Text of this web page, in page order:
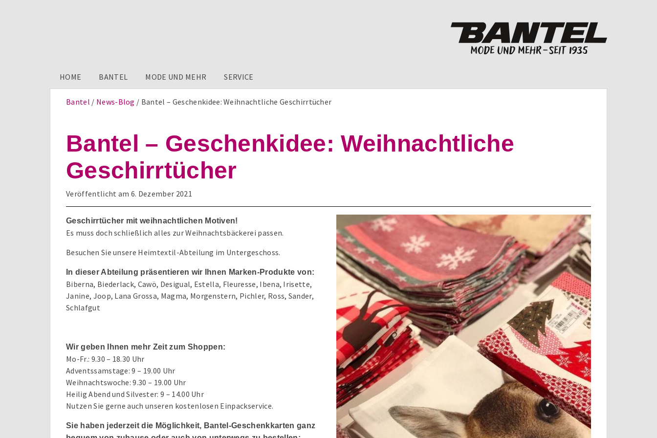
HOME BANTEL MODE UND MEHR SERVICE
Bantel News-Blog Bantel – Geschenkidee: Weihnachtliche Geschirrtücher
Bantel – Geschenkidee: Weihnachtliche
Geschirrtücher
Veröffentlicht am 6. Dezember 2021
Geschirrtücher mit weihnachtlichen Motiven!
Es muss doch schließlich alles zur Weihnachtsbäckerei passen.
Besuchen Sie unsere Heimtextil-Abteilung im Untergeschoss.
In dieser Abteilung präsentieren wir Ihnen Marken-Produkte von:
Biberna, Biederlack, Cawö, Desigual, Estella, Fleuresse, Ibena, Irisette,
Janine, Joop, Lana Grossa, Magma, Morgenstern, Pichler, Ross, Sander,
Schlafgut
Wir geben Ihnen mehr Zeit zum Shoppen:
Mo-Fr.: 9.30 – 18.30 Uhr
Adventssamstage: 9 – 19.00 Uhr
Weihnachtswoche: 9.30 – 19.00 Uhr
Heilig Abend und Silvester: 9 – 14.00 Uhr
Nutzen Sie gerne auch unseren kostenlosen Einpackservice.
Sie haben jederzeit die Möglichkeit, Bantel-Geschenkkarten ganz